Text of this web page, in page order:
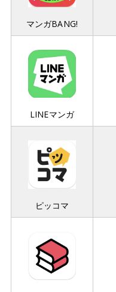
マンガBANG!
LINEマンガ
ピッコマ